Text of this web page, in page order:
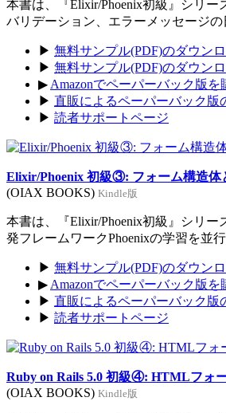
本書は、『Elixir/Phoenix初級』シリー
バリデーション、エラーメッセージ
▶ 無料サンプル(PDF)のダウン
▶ 無料サンプル(PDF)のダウン
▶ Amazonでペーパーバック版を
▶ 直販によるペーパーバック版
▶ 読者サポートページ
Elixir/Phoenix 初級③: フォーム構造体
(OIAX BOOKS) Kindle版
本書は、『Elixir/Phoenix初級』シリ
発フレームワークPhoenixの学習を並
▶ 無料サンプル(PDF)のダウン
▶ Amazonでペーパーバック版を
▶ 直販によるペーパーバック版
▶ 読者サポートページ
Ruby on Rails 5.0 初級④: HTMLフォー
(OIAX BOOKS) Kindle版